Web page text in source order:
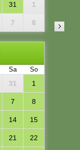
31 1
7 8
Sa So
31 1
7 8
14 15
21 22